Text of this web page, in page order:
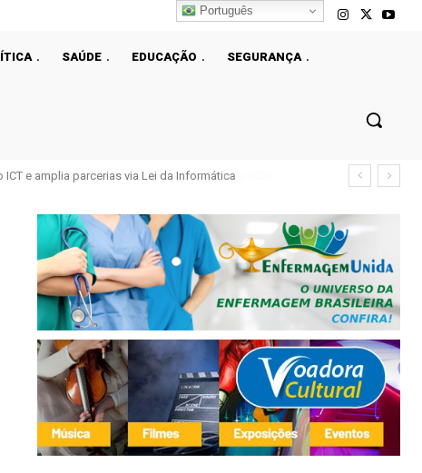
SAÚDE EDUCAÇÃO
SEGURANÇA
e amplia parcerias via Lei da Informática
Português